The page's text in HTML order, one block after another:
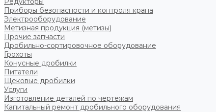
Приборы безопасности и контроля крана
Электрооборудование
Метизная продукция (метизы)
Прочие запчасти
Дробильно-сортировочное оборудование
Грохоты
Конусные дробилки
Питатели
Щековые дробилки
Услуги
Изготовление деталей по чертежам
Капитальный ремонт дробильного оборудования